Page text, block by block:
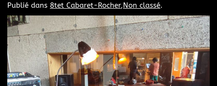
Publié dans 8tet Cabaret-Rocher,Non classé.